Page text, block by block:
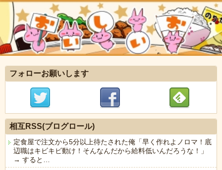
フォローお願いします
相互RSS(ブログロール)
定食屋で注文から5分以上待たされた俺「早く作れよノロマ！底
辺職はキビキビ動け！そんなんだから給料低いんだろうな！」
→ すると…